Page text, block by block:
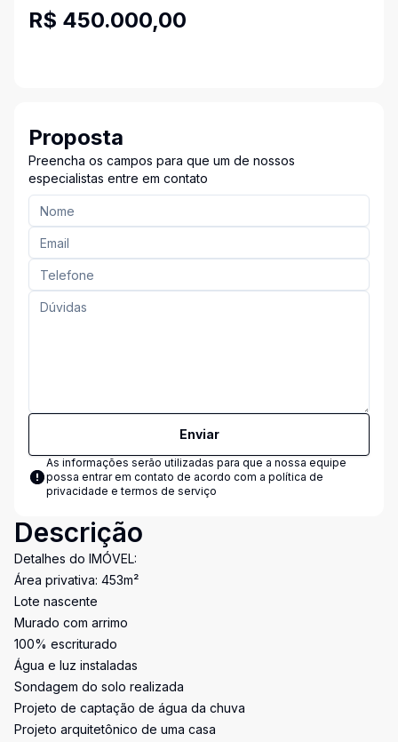
R$ 450.000,00
Proposta
Preencha os campos para que um de nossos
especialistas entre em contato
Enviar
As informações serão utilizadas para que a nossa equipe
possa entrar em contato de acordo com a política de
privacidade e termos de serviço
Descrição
Detalhes do IMÓVEL:
Área privativa: 453m²
Lote nascente
Murado com arrimo
100% escriturado
Água e luz instaladas
Sondagem do solo realizada
Projeto de captação de água da chuva
Projeto arquitetônico de uma casa